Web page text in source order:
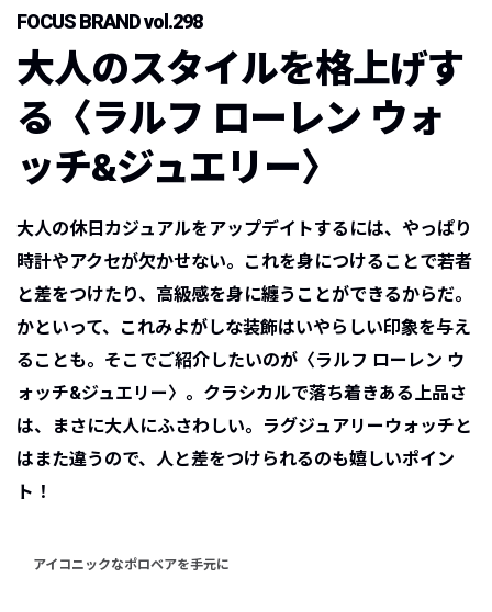
FOCUS BRAND vol.298
大人のスタイルを格上げす
る〈ラルフ ローレン ウォ
ッチ&ジュエリー〉
大人の休日カジュアルをアップデイトするには、やっぱり
時計やアクセが欠かせない。これを身につけることで若者
と差をつけたり、高級感を身に纏うことができるからだ。
かといって、これみよがしな装飾はいやらしい印象を与え
ることも。そこでご紹介したいのが〈ラルフ ローレン ウ
ォッチ&ジュエリー〉。クラシカルで落ち着きある上品さ
は、まさに大人にふさわしい。ラグジュアリーウォッチと
はまた違うので、人と差をつけられるのも嬉しいポイン
ト！
アイコニックなポロベアを手元に